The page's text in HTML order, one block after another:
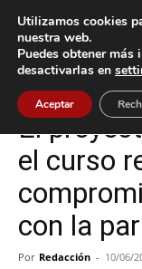
Inicio A Guarda
A Guarda Cultura / Ocio
El
el curso
con la
Por Redacción - 10/06/
Utilizamos cookies
nuestra web.
Puedes obtener
desactivarlas en
Aceptar